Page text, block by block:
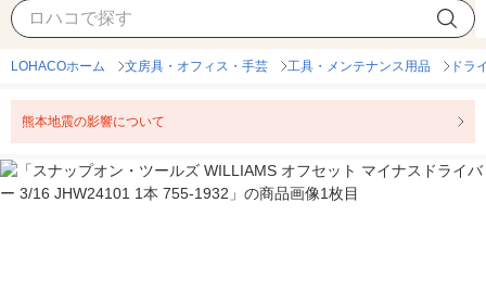
LOHACOホーム 文房具・オフィス・手芸 工具・メンテナンス用品 ドラ
熊本地震の影響について